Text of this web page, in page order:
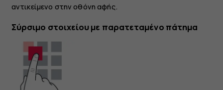
αντικείμενο στην οθόνη αφής.
Σύρσιμο στοιχείου με παρατεταμένο πάτημα